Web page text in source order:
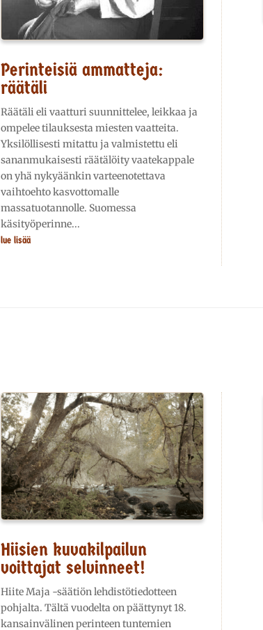
Perinteisiä ammatteja:
räätäli
Räätäli eli vaatturi suunnittelee, leikkaa ja
ompelee tilauksesta miesten vaatteita.
Yksilöllisesti mitattu ja valmistettu eli
sananmukaisesti räätälöity vaatekappale
on yhä nykyäänkin varteenotettava
vaihtoehto kasvottomalle
massatuotannolle. Suomessa
käsityöperinne...
lue lisää
Hiisien kuvakilpailun
voittajat selvinneet!
Hiite Maja -säätiön lehdistötiedotteen
pohjalta. Tältä vuodelta on päättynyt 18.
kansainvälinen perinteen tuntemien